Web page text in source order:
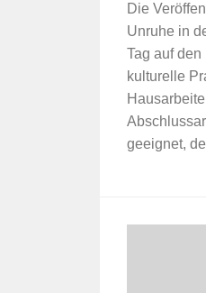
Die
Unruhe in
Tag auf
kulturelle
geeignet,